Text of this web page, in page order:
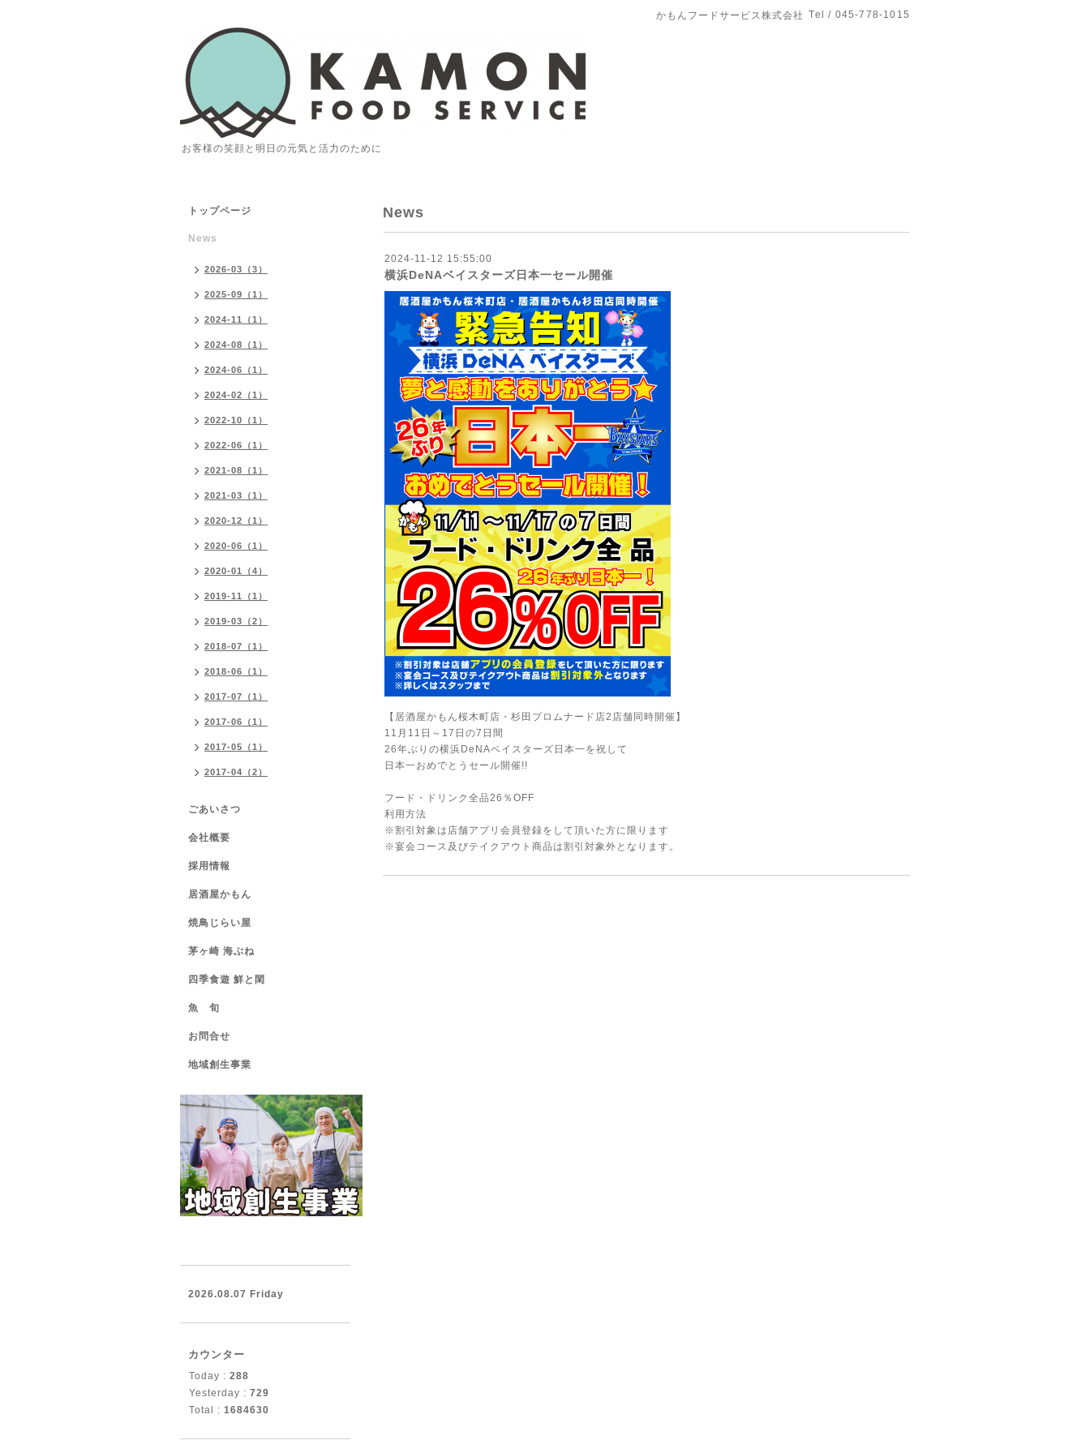
かもんフードサービス株式会社 Tel / 045-778-1015
お客様の笑顔と明日の元気と活力のために
News
2024-11-12 15:55:00
横浜DeNAベイスターズ日本一セール開催
【居酒屋かもん桜木町店・杉田プロムナード店2店舗同時開催】
11月11日～17日の7日間
26年ぶりの横浜DeNAベイスターズ日本一を祝して
日本一おめでとうセール開催!!
フード・ドリンク全品26％OFF
利用方法
※割引対象は店舗アプリ会員登録をして頂いた方に限ります
※宴会コース及びテイクアウト商品は割引対象外となります。
トップページ
News
2026-03（3）
2025-09（1）
2024-11（1）
2024-08（1）
2024-06（1）
2024-02（1）
2022-10（1）
2022-06（1）
2021-08（1）
2021-03（1）
2020-12（1）
2020-06（1）
2020-01（4）
2019-11（1）
2019-03（2）
2018-07（1）
2018-06（1）
2017-07（1）
2017-06（1）
2017-05（1）
2017-04（2）
ごあいさつ
会社概要
採用情報
居酒屋かもん
焼鳥じらい屋
茅ヶ崎 海ぶね
四季食遊 鮮と閑
魚 旬
お問合せ
地域創生事業
2026.08.07 Friday
カウンター
Today : 288
Yesterday : 729
Total : 1684630